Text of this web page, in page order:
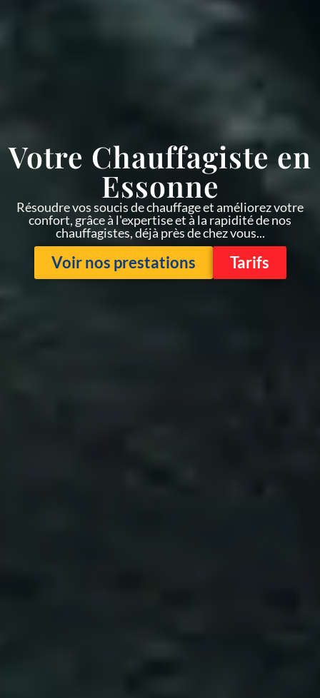
Votre Chauffagiste en
Essonne
Résoudre vos soucis de chauffage et améliorez votre
confort, grâce à l'expertise et à la rapidité de nos
chauffagistes, déjà près de chez vous...
Voir nos prestations Tarifs